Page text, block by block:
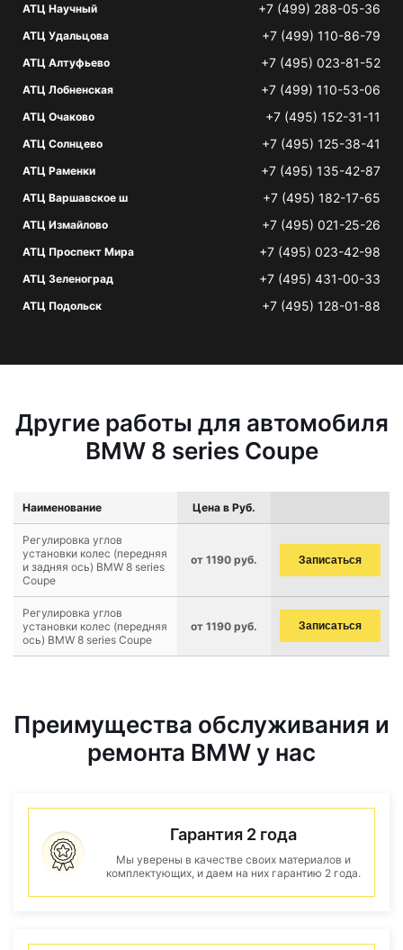
АТЦ Научный +7 (499) 288-05-36
АТЦ Удальцова +7 (499) 110-86-79
АТЦ Алтуфьево +7 (495) 023-81-52
АТЦ Лобненская +7 (499) 110-53-06
АТЦ Очаково +7 (495) 152-31-11
АТЦ Солнцево +7 (495) 125-38-41
АТЦ Раменки +7 (495) 135-42-87
АТЦ Варшавское ш +7 (495) 182-17-65
АТЦ Измайлово +7 (495) 021-25-26
АТЦ Проспект Мира +7 (495) 023-42-98
АТЦ Зеленоград +7 (495) 431-00-33
АТЦ Подольск +7 (495) 128-01-88
Другие работы для автомобиля
BMW 8 series Coupe
Наименование Цена в Руб.
Регулировка углов
установки колес (передняя
и задняя ось) BMW 8 series
Coupe
от 1190 руб. Записаться
Регулировка углов
установки колес (передняя
ось) BMW 8 series Coupe
от 1190 руб. Записаться
Преимущества обслуживания и
ремонта BMW у нас
Гарантия 2 года
Мы уверены в качестве своих материалов и
комплектующих, и даем на них гарантию 2 года.